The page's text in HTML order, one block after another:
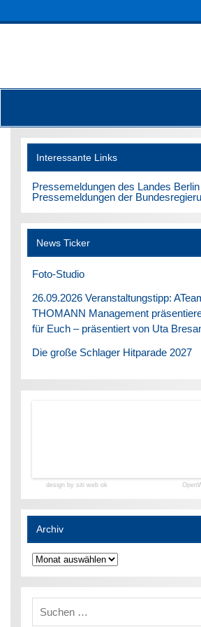
Interessante Links
Pressemeldungen des Landes Berlin
Pressemeldungen der
News Ticker
Foto-Studio
26.09.2026 Veranstaltungstipp:
THOMANN Management
für Euch – präsentiert von Uta
Die große Schlager Hitparade 2027
design by siti web ok
Archiv
Archiv